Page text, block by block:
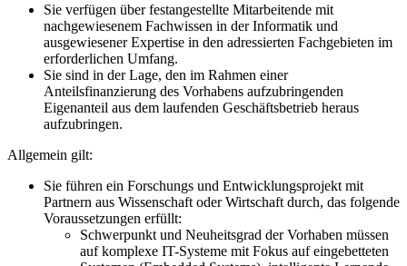
Sie verfügen über festangestellte Mitarbeitende mit
nachgewiesenem Fachwissen in der Informatik und
ausgewiesener Expertise in den adressierten Fachgebieten im
erforderlichen Umfang.
Sie sind in der Lage, den im Rahmen einer
Anteilsfinanzierung des Vorhabens aufzubringenden
Eigenanteil aus dem laufenden Geschäftsbetrieb heraus
aufzubringen.
Allgemein gilt:
Sie führen ein Forschungs und Entwicklungsprojekt mit
Partnern aus Wissenschaft oder Wirtschaft durch, das folgende
Voraussetzungen erfüllt:
Schwerpunkt und Neuheitsgrad der Vorhaben müssen
auf komplexe IT-Systeme mit Fokus auf eingebetteten